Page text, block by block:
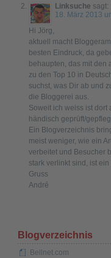
Linksuche sagt:
18. März 2013
Hi Jörg,
aktuell macht
besten Eindruck, da
behaupten, das mit den
zu den Top 10 in
suchst, was Dir ab und
die Bloggerei aus.
Soweit ich weiss ist
händisch geprüft/
Ein Blogverzeichnis
meist weniger, wie ein
verbeitet und Besucher
stark verlinkt sind, ist
Gruss
André
Blogverzeichnis
Bellnet.com